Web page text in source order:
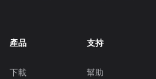
產品
下載
支持
幫助